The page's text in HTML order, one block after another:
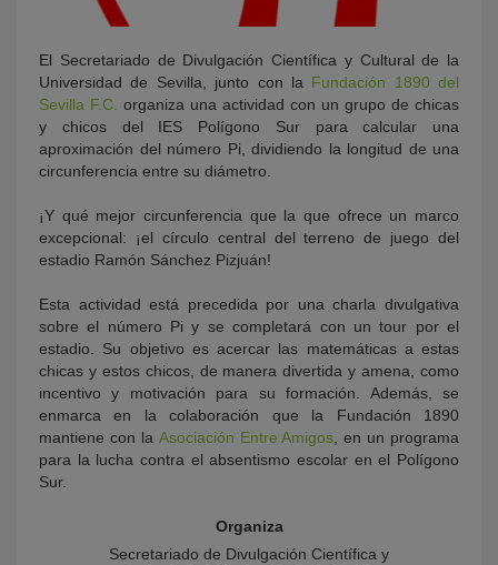
El Secretariado de Divulgación Científica y Cultural de la
Universidad de Sevilla, junto con la Fundación 1890 del
Sevilla F.C. organiza una actividad con un grupo de chicas
y chicos del IES Polígono Sur para calcular una
aproximación del número Pi, dividiendo la longitud de una
circunferencia entre su diámetro.
¡Y qué mejor circunferencia que la que ofrece un marco
excepcional: ¡el círculo central del terreno de juego del
estadio Ramón Sánchez Pizjuán!
Esta actividad está precedida por una charla divulgativa
sobre el número Pi y se completará con un tour por el
estadio. Su objetivo es acercar las matemáticas a estas
chicas y estos chicos, de manera divertida y amena, como
incentivo y motivación para su formación. Además, se
enmarca en la colaboración que la Fundación 1890
mantiene con la Asociación Entre Amigos , en un programa
para la lucha contra el absentismo escolar en el Polígono
Sur.
Organiza
Secretariado de Divulgación Científica y